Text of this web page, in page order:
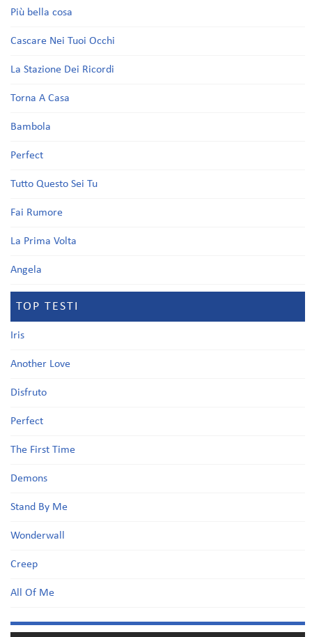
Più bella cosa
Cascare Nei Tuoi Occhi
La Stazione Dei Ricordi
Torna A Casa
Bambola
Perfect
Tutto Questo Sei Tu
Fai Rumore
La Prima Volta
Angela
TOP TESTI
Iris
Another Love
Disfruto
Perfect
The First Time
Demons
Stand By Me
Wonderwall
Creep
All Of Me